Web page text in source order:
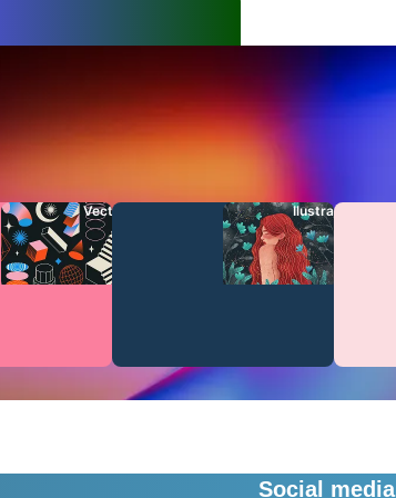
Vectores Ilustraciones
Social media